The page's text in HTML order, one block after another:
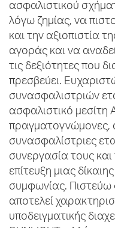
ασφαλιστικού
λόγω ζημίας, να
και την αξιοπιστία
αγοράς και να
τις δεξιότητες που
πρεσβεύει.
συνασφαλιστριών
ασφαλιστικό μεσίτη
πραγματογνώμονες,
συνασφαλίστριες
συνεργασία τους
επίτευξη μιας
συμφωνίας. Πιστεύω
αποτελεί
υποδειγματικής